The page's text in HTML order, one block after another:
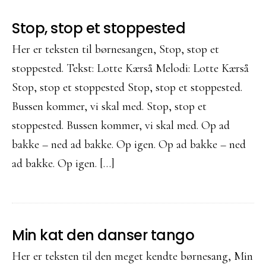
Stop, stop et stoppested
Her er teksten til børnesangen, Stop, stop et
stoppested. Tekst: Lotte Kærså Melodi: Lotte Kærså
Stop, stop et stoppested Stop, stop et stoppested.
Bussen kommer, vi skal med. Stop, stop et
stoppested. Bussen kommer, vi skal med. Op ad
bakke – ned ad bakke. Op igen. Op ad bakke – ned
ad bakke. Op igen. […]
Min kat den danser tango
Her er teksten til den meget kendte børnesang, Min